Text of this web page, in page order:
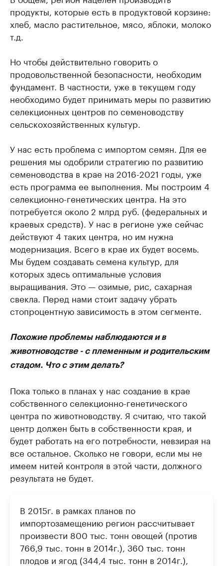
продукты, которые есть в продуктовой корзине:
хлеб, масло растительное, мясо, яблоки, молоко
т.д.
Но чтобы действительно говорить о
продовольственной безопасности, необходим
фундамент. В частности, уже в текущем году
необходимо будет принимать меры по развитию
селекционных центров по семеноводству
сельскохозяйственных культур.
У нас есть проблема с импортом семян. Для ее
решения мы одобрили стратегию по развитию
семеноводства в крае на 2016-2021 годы, уже
есть программа ее выполнения. Мы построим 4
селекционно-генетических центра. На это
потребуется около 2 млрд руб. (федеральных и
краевых средств). У нас в регионе уже сейчас
действуют 4 таких центра, но им нужна
модернизация. Всего в крае их будет восемь.
Мы будем создавать семена культур, для
которых здесь оптимальные условия
выращивания. Это — озимые, рис, сахарная
свекла. Перед нами стоит задачу убрать
стопроцентную зависимость в этом сегменте.
Похожие проблемы наблюдаются и в
животноводстве - с племенным и родительским
стадом. Что с этим делать?
Пока только в планах у нас создание в крае
собственного селекционно-генетического
центра по животноводству. Я считаю, что такой
центр должен быть в собственности края, и
будет работать на его потребности, невзирая на
все остальное. Сколько не говори, если мы не
имеем нитей контроля в этой части, должного
результата не будет.
В 2015г. в рамках планов по
импортозамещению регион рассчитывает
произвести 800 тыс. тонн овощей (против
766,9 тыс. тонн в 2014г.), 360 тыс. тонн
плодов и ягод (344,4 тыс. тонн в 2014г.),